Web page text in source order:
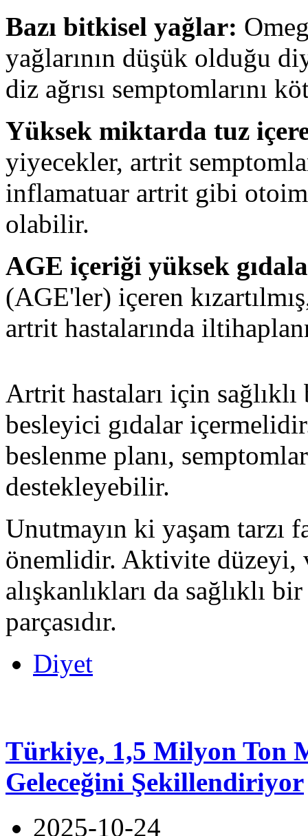
Bazı bitkisel yağlar:
yağlarının düşük olduğu
diz ağrısı semptomlarını
Yüksek miktarda tuz
yiyecekler, artrit
inflamatuar artrit gibi
olabilir.
AGE içeriği yüksek
(AGE'ler) içeren
artrit hastalarında
Artrit hastaları için
besleyici gıdalar
beslenme planı,
destekleyebilir.
Unutmayın ki yaşam
önemlidir. Aktivite düzeyi,
alışkanlıkları da sağlıklı
parçasıdır.
Diyet
Türkiye, 1,5 Milyon Ton
Geleceğini Şekillendiriyor
2025-10-24